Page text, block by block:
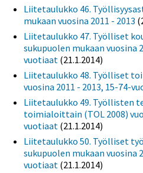
Liitetaulukko 46.
mukaan vuosina 2011 - 2013
Liitetaulukko 47. Työlliset
sukupuolen mukaan vuosina
vuotiaat (21.1.2014)
Liitetaulukko 48. Työlliset
vuosina 2011 - 2013, 15-74-
Liitetaulukko 49. Työllisten
toimialoittain (TOL 2008)
vuotiaat (21.1.2014)
Liitetaulukko 50. Työlliset
sukupuolen mukaan vuosina
vuotiaat (21.1.2014)